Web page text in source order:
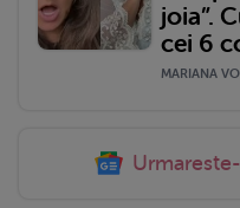
joia”.
cei 6
MARIANA